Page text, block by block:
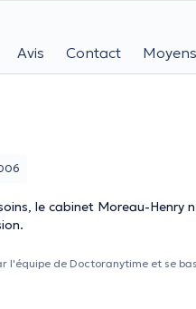
Avis Contact
le cabinet Moreau-Henry
l'équipe de Doctoranytime et se